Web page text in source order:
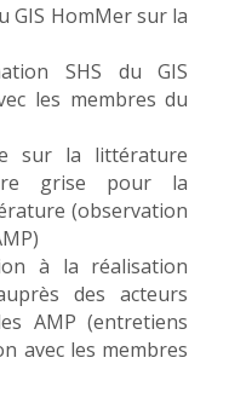
GIS HomMer sur la
SHS du GIS
les membres du
sur la littérature
grise pour la
(observation
à la réalisation
des acteurs
AMP (entretiens
avec les membres